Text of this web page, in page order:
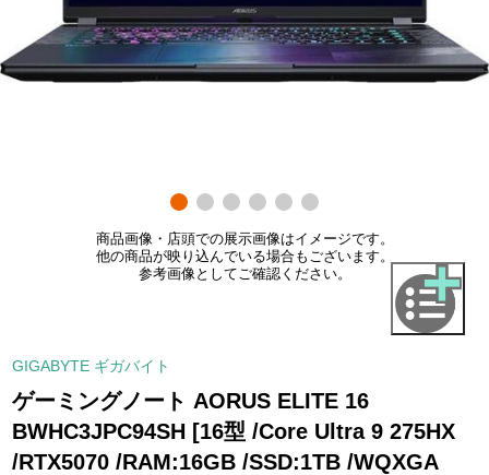
商品画像・店頭での展示画像はイメージです。
他の商品が映り込んでいる場合もございます。
参考画像としてご確認ください。
GIGABYTE ギガバイト
ゲーミングノート AORUS ELITE 16
BWHC3JPC94SH [16型 /Core Ultra 9 275HX
/RTX5070 /RAM:16GB /SSD:1TB /WQXGA